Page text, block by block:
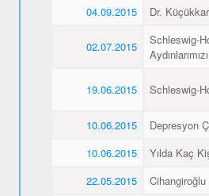
04.09.2015
Dr.
02.07.2015
Schleswig-
19.06.2015 Schleswig-
10.06.2015
Depresyon
10.06.2015
Yılda Kaç
22.05.2015